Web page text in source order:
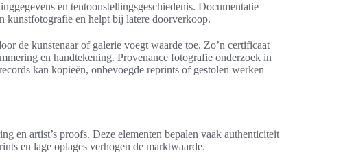
en tentoonstellingsgeschiedenis. Documentatie
kunstfotografie en helpt bij latere doorverkoop.
de kunstenaar of galerie voegt waarde toe. Zo’n certificaat
en handtekening. Provenance fotografie onderzoek in
kan kopieën, onbevoegde reprints of gestolen werken
en artist’s proofs. Deze elementen bepalen vaak authenticiteit
en lage oplages verhogen de marktwaarde.